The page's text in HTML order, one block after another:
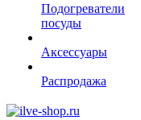
Подогреватели
посуды
Аксессуары
Распродажа